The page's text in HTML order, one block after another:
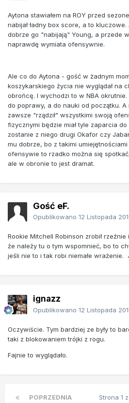
Aytona stawiałem na ROY przed
nabijał ładny box score, a to
dobrze go "nabijają" Young, a przede
naprawdę wymiata ofensywnie.
Ale co do Aytona - gość w żadnym
koszykarskiego życia nie wyglądał na
obrońcę. I wychodzi to w NBA
do poprawy, a do nauki od początku.
zawsze "rządził" wszystkimi swoją
fizycznymi będzie miał tyle zaparcia
zostanie z niego drugi Okafor czy
mu dobrze, bo z takimi
ofensywie to rzadko można się
ale w obronie to jest dramat.
Gość eF.
Opublikowano 12 Listopada
Rookie Mitchell Robinson zrobił rzeźnie
że należy tu o tym wspomnieć, bo to
jeśli nie to i tak robi niemałe wrażenie.
ignazz
Opublikowano 12 Listopada
Oczywiście. Tym bardziej ze były to
taki z blokowaniem trójki z rogu.
Fajnie to wyglądało.
POPRZEDNIA Strona 1